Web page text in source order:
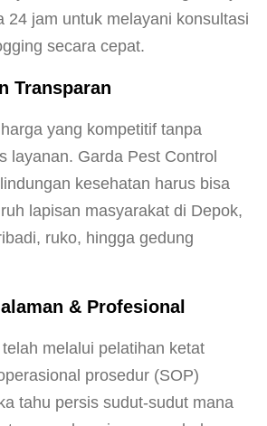
24 jam untuk melayani konsultasi
secara cepat.
Transparan
yang kompetitif tanpa
layanan. Garda Pest Control
kesehatan harus bisa
lapisan masyarakat di Depok,
ruko, hingga gedung
& Profesional
melalui pelatihan ketat
prosedur (SOP)
tahu persis sudut-sudut mana